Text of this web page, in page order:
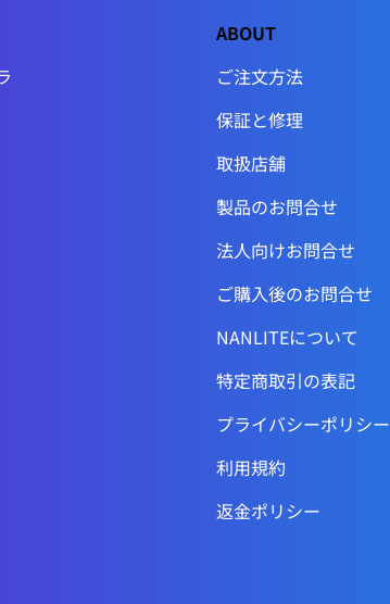
ABOUT
ご注文方法
保証と修理
取扱店舗
製品のお問合せ
法人向けお問合せ
ご購入後のお問合せ
NANLITEについて
特定商取引の表記
プライバシーポリシー
利用規約
返金ポリシー